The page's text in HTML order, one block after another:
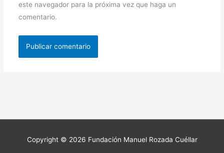
este navegador para la próxima vez que haga un
comentario.
Copyright © 2026 Fundación Manuel Rozada Cuéllar